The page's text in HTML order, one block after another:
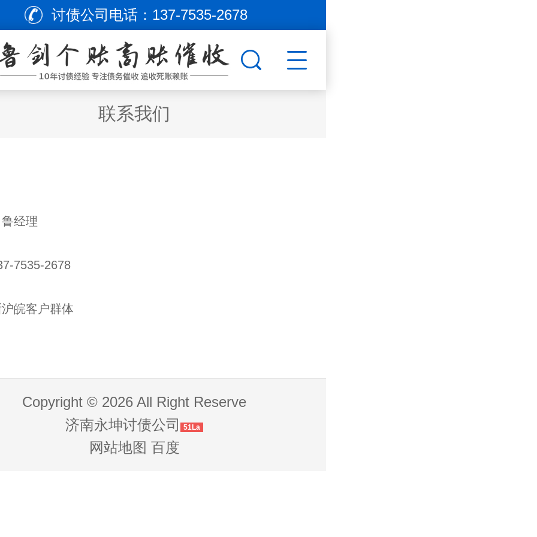
讨债公司电话： 137-7535-2678
联系我们
经理
7535-2678
皖客户群体
Copyright © 2026 All Right Reserve
济南永坤讨债公司
51La
网站地图 百度